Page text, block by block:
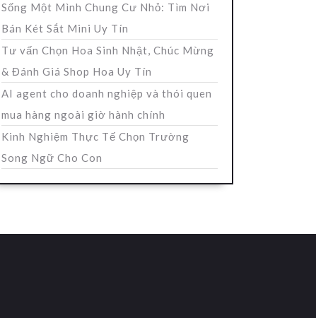
Sống Một Mình Chung Cư Nhỏ: Tìm Nơi
Bán Két Sắt Mini Uy Tín
Tư vấn Chọn Hoa Sinh Nhật, Chúc Mừng
& Đánh Giá Shop Hoa Uy Tín
AI agent cho doanh nghiệp và thói quen
mua hàng ngoài giờ hành chính
Kinh Nghiệm Thực Tế Chọn Trường
Song Ngữ Cho Con